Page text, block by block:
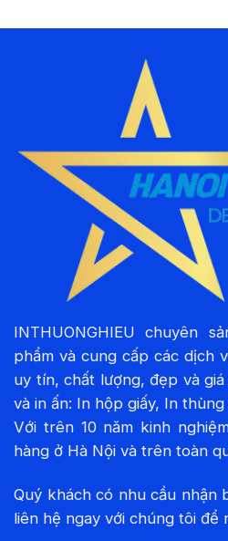
INTHUONGHIEU chuyên
phẩm và cung cấp các dịch
uy tín, chất lượng, đẹp và
và in ấn: In hộp giấy, In thùng
Với trên 10 năm kinh
hàng ở Hà Nội và trên toàn
Quý khách có nhu cầu nhận
liên hệ ngay với chúng tôi để